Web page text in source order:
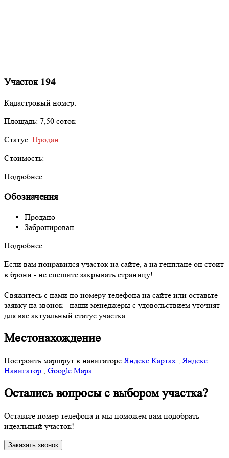
Участок 194
Кадастровый номер:
Площадь: 7,50 соток
Статус: Продан
Стоимость:
Подробнее
Обозначения
Продано
Забронирован
Подробнее
Если вам понравился участок на сайте, а на генплане он стоит
в брони - не спешите закрывать страницу!
Свяжитесь с нами по номеру телефона на сайте или оставьте
заявку на звонок - наши менеджеры с удовольствием уточнят
для вас актуальный статус участка.
Местонахождение
Построить маршрут в навигатореЯндекс Картах ,Яндекс
Навигатор , Google Maps
Остались вопросы с выбором участка?
Оставьте номер телефона и мы поможем вам подобрать
идеальный участок!
Заказать звонок